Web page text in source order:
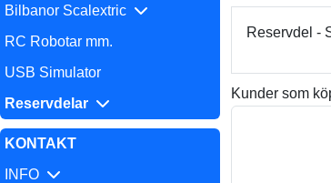
Bilbanor Scalextric
RC Robotar mm.
USB Simulator
Reservdelar
KONTAKT
INFO
Reservdel -
Kunder som